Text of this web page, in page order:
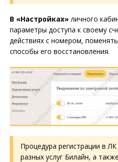
В «Настройках» личного
параметры доступа к своему
действиях с номером,
способы его восстановления.
Процедура регистрации в
разных услуг Билайн, а